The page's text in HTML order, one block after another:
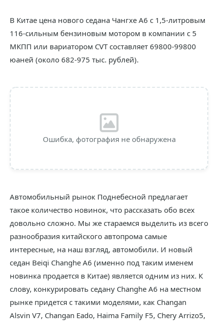
В Китае цена нового седана Чангхе А6 с 1,5-литровым
116-сильным бензиновым мотором в компании с 5
МКПП или вариатором CVT составляет 69800-99800
юаней (около 682-975 тыс. рублей).
Ошибка, фотография не обнаружена
Автомобильный рынок Поднебесной предлагает
такое количество новинок, что рассказать обо всех
довольно сложно. Мы же стараемся выделить из всего
разнообразия китайского автопрома самые
интересные, на наш взгляд, автомобили. И новый
седан Beiqi Changhe A6 (именно под таким именем
новинка продается в Китае) является одним из них. К
слову, конкурировать седану Changhe A6 на местном
рынке придется с такими моделями, как Changan
Alsvin V7, Changan Eado, Haima Family F5, Chery Arrizo5,